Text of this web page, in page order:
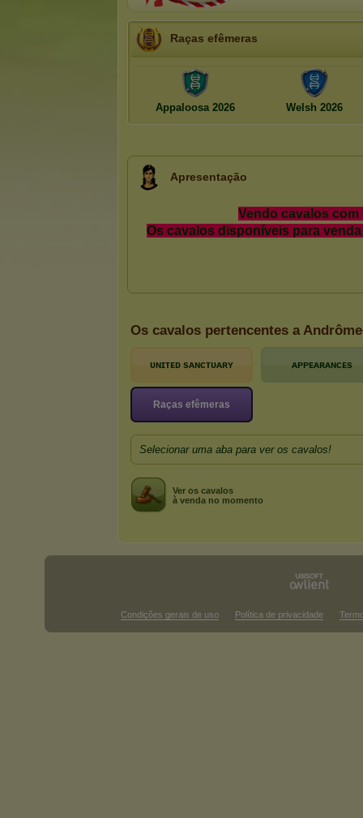
Raças efêmeras
Appaloosa 2026 Welsh 2026
Apresentação
Os cavalos pertencentes a
ᴜɴɪᴛᴇᴅ sᴀɴᴄᴛᴜᴀʀʏ ᴀᴘᴘᴇᴀʀᴀɴᴄᴇs
Raças efêmeras
Selecionar uma aba para ver os cavalos!
Ver os cavalos
à venda no momento
Condições gerais de uso Política de privacidade